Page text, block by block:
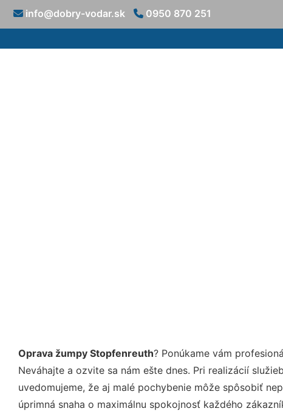
info@dobry-vodar.sk 0950 870 251
Oprava žumpy Stopfenreuth? Ponúkame vám
Neváhajte a ozvite sa nám ešte dnes. Pri realizácií
uvedomujeme, že aj malé pochybenie môže spôsobiť
úprimná snaha o maximálnu spokojnosť každého